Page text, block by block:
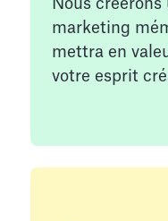
Nous
marketing
mettra en
votre esprit